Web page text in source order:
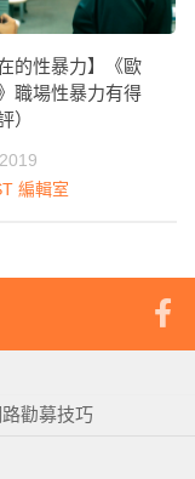
的性暴力】《歐
職場性暴力有得
）
編輯室
勸募技巧